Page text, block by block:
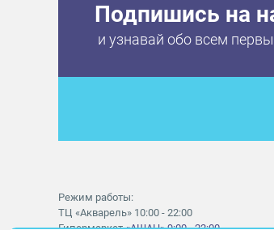
Подпишись на
и узнавай обо всем
Режим работы:
ТЦ «Акварель» 10:00 - 22:00